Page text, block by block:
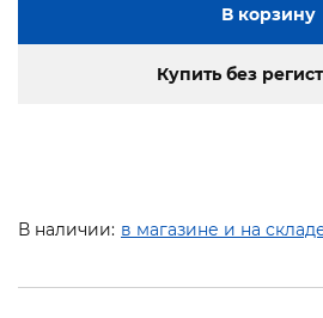
В корзину
Купить без
В наличии: в магазине и на